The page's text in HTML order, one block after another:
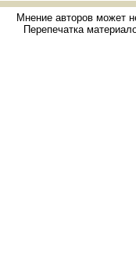
Мнение авторов может
Перепечатка